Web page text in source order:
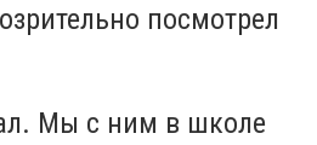
посмотрел
Мы с ним в школе